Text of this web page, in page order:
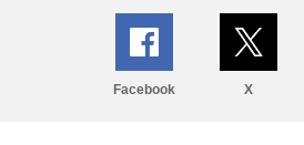
Facebook X